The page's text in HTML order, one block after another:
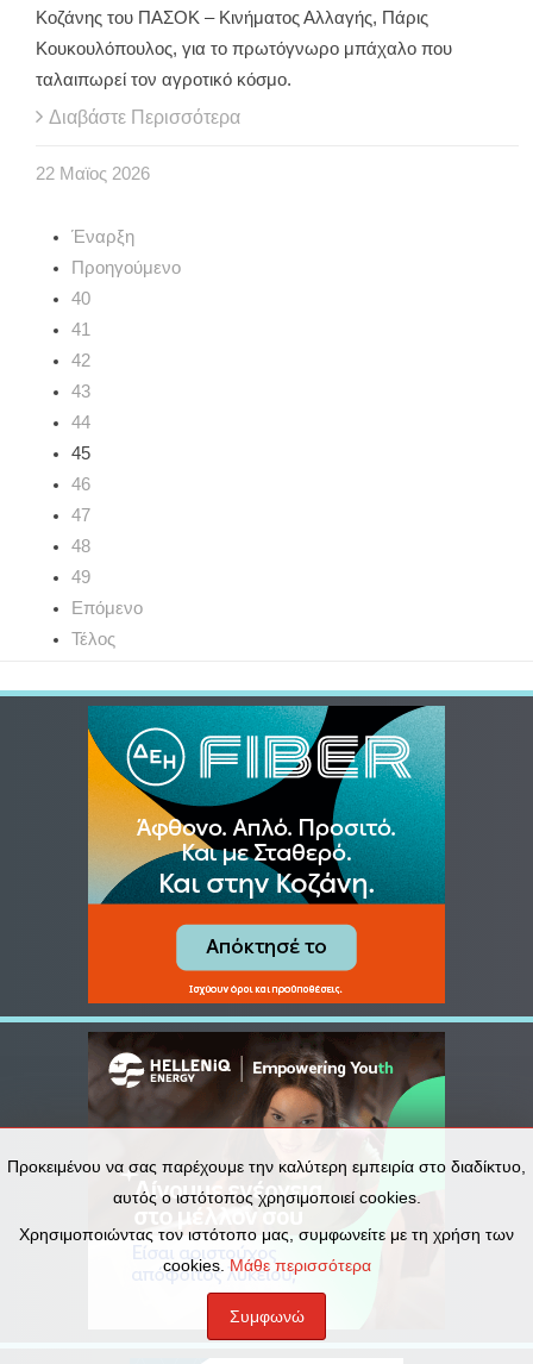
Κοζάνης του ΠΑΣΟΚ – Κινήματος Αλλαγής, Πάρις
Κουκουλόπουλος, για το πρωτόγνωρο μπάχαλο που
ταλαιπωρεί τον αγροτικό κόσμο.
Διαβάστε Περισσότερα
22 Μαϊος 2026
Έναρξη
Προηγούμενο
40
41
42
43
44
45
46
47
48
49
Επόμενο
Τέλος
Προκειμένου να σας παρέχουμε την καλύτερη εμπειρία στο διαδίκτυο,
αυτός ο ιστότοπος χρησιμοποιεί cookies.
Χρησιμοποιώντας τον ιστότοπο μας, συμφωνείτε με τη χρήση των
cookies.Μάθε περισσότερα
Συμφωνώ